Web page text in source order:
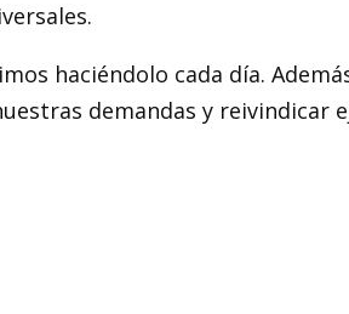
haciéndolo cada día.
demandas y reivindicar